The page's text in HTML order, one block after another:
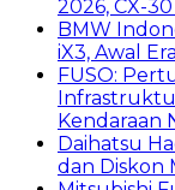
2026, CX-
BMW
iX3, Awal
FUSO:
Kendaraan
Daihatsu
dan Diskon